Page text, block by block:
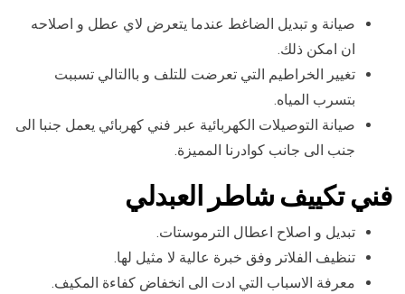
صيانة و تبديل الضاغط عندما يتعرض لاي عطل و اصلاحه
ان امكن ذلك.
تغيير الخراطيم التي تعرضت للتلف و باالتالي تسببت
بتسرب المياه.
صيانة التوصيلات الكهربائية عبر فني كهربائي يعمل جنبا الى
جنب الى جانب كوادرنا المميزة.
فني تكييف شاطر العبدلي
تبديل و اصلاح اعطال الترموستات.
تنظيف الفلاتر وفق خبرة عالية لا مثيل لها.
معرفة الاسباب التي ادت الى انخفاض كفاءة المكيف.